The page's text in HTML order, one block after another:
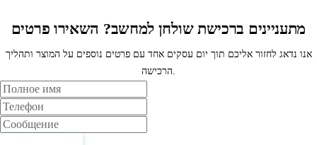
מתעניינים ברכישת שולחן למחשב? השאירו פרטים
אנו נדאג לחזור אליכם תוך יום עסקים אחד עם פרטים נוספים על המוצר ותהליך
Имя
Телефон
Сообщение